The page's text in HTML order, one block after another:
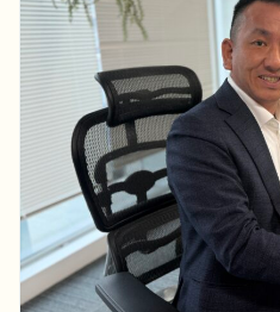
サービス
登録者数2万人達成！日
ドソーシングサイト